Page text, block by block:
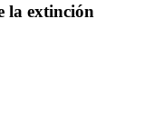
la extinción